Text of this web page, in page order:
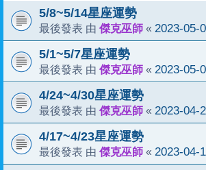
5/8~5/14星座運勢
最後發表 由 傑克巫師 « 2023-05-
5/1~5/7星座運勢
最後發表 由 傑克巫師 « 2023-05-
4/24~4/30星座運勢
最後發表 由 傑克巫師 « 2023-04-
4/17~4/23星座運勢
最後發表 由 傑克巫師 « 2023-04-